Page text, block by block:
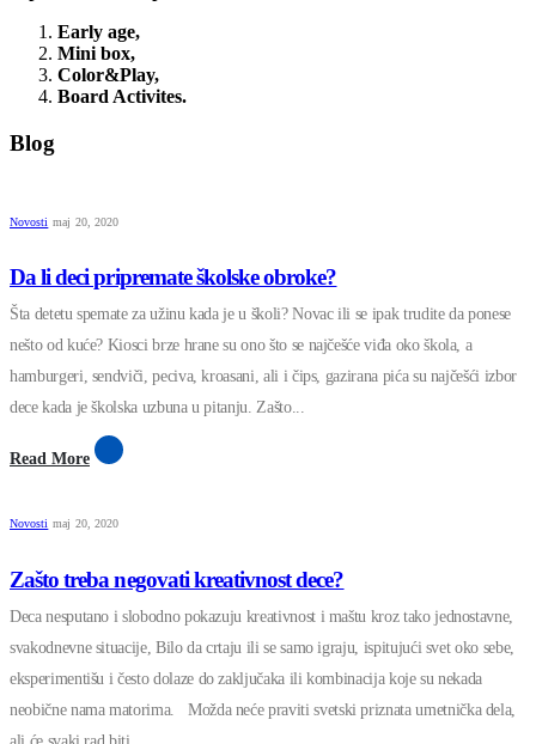
Early age,
Mini box,
Color&Play,
Board Activites.
Blog
Novosti maj 20, 2020
Da li deci pripremate školske obroke?
Šta detetu spemate za užinu kada je u školi? Novac ili se ipak trudite da ponese
nešto od kuće? Kiosci brze hrane su ono što se najčešće viđa oko škola, a
hamburgeri, sendviči, peciva, kroasani, ali i čips, gazirana pića su najčešći izbor
dece kada je školska uzbuna u pitanju. Zašto...
Read More
Novosti maj 20, 2020
Zašto treba negovati kreativnost dece?
Deca nesputano i slobodno pokazuju kreativnost i maštu kroz tako jednostavne,
svakodnevne situacije, Bilo da crtaju ili se samo igraju, ispitujući svet oko sebe,
eksperimentišu i često dolaze do zaključaka ili kombinacija koje su nekada
neobične nama matorima. Možda neće praviti svetski priznata umetnička dela,